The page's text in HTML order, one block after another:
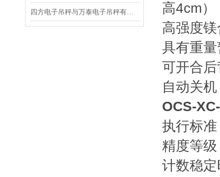
高4cm）
高强度
具有重
可开合
自动关
OCS-
执行标
精度等
计数稳